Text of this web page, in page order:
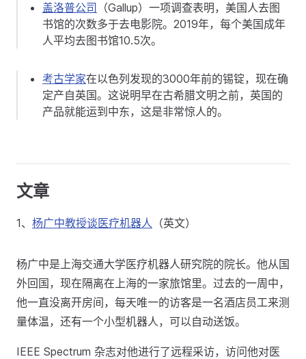
盖洛普公司
（Gallup）一项调查表明，美国人去图
书馆的次数多于去电影院。2019年，每个美国成年
人平均去图书馆10.5次。
考古学家在以色列发现的3000年前的锡锭，现在确
定产自英国。这说明早在古希腊文明之前，英国的
产品就能运到中东，这是非常惊人的。
文章
1、 杨广中教授谈医疗机器人 （英文）
杨广中是上海交通大学医疗机器人研究院的院长。他从国
外回国，现在隔离在上海的一家旅馆里。过去的一周中，
他一直没离开房间，每天唯一的访客是一名酒店员工来测
量体温，还有一个小型机器人，可以自动送饭。
IEEE Spectrum 杂志对他进行了远程采访，访问他对医